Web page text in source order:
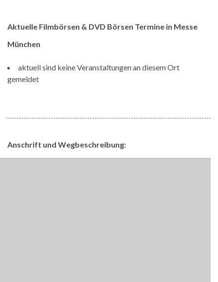
Aktuelle Filmbörsen & DVD Börsen Termine in Messe
München
aktuell sind keine Veranstaltungen an diesem Ort
gemeldet
Anschrift und Wegbeschreibung: